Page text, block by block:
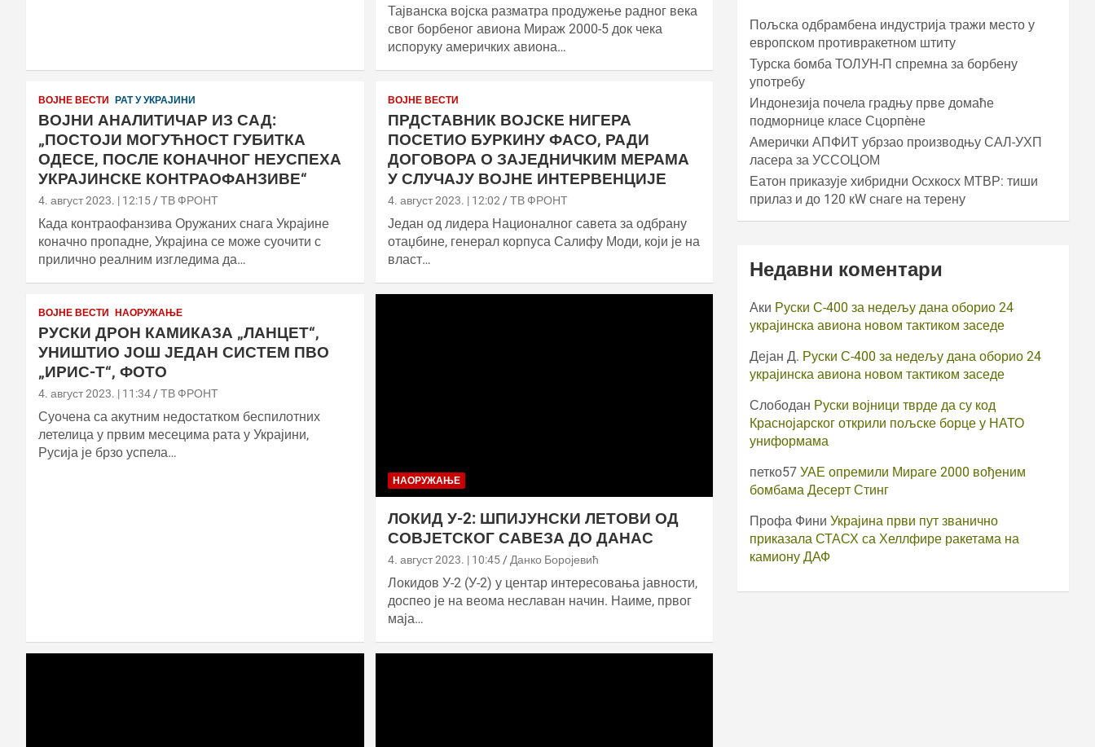
Тајванска војска разматра продужење радног века
свог борбеног авиона Мираж 2000-5 док чека
испоруку америчких авиона…
ВОЈНЕ ВЕСТИ РАТ У УКРАЈИНИ
ВОЈНИ АНАЛИТИЧАР ИЗ САД:
„ПОСТОЈИ МОГУЋНОСТ ГУБИТКА
ОДЕСЕ, ПОСЛЕ КОНАЧНОГ НЕУСПЕХА
УКРАЈИНСКЕ КОНТРАОФАНЗИВЕ“
4. август 2023. | 12:15 ТВ ФРОНТ
Када контраофанзива Оружаних снага Украјине
коначно пропадне, Украјина се може суочити с
прилично реалним изгледима да…
ВОЈНЕ ВЕСТИ
ПРДСТАВНИК ВОЈСКЕ НИГЕРА
ПОСЕТИО БУРКИНУ ФАСО, РАДИ
ДОГОВОРА О ЗАЈЕДНИЧКИМ МЕРАМА
У СЛУЧАЈУ ВОЈНЕ ИНТЕРВЕНЦИЈЕ
4. август 2023. | 12:02 ТВ ФРОНТ
Један од лидера Националног савета за одбрану
отаџбине, генерал корпуса Салифу Моди, који је на
власт…
ВОЈНЕ ВЕСТИ НАОРУЖАЊЕ
РУСКИ ДРОН КАМИКАЗА „ЛАНЦЕТ“,
УНИШТИО ЈОШ ЈЕДАН СИСТЕМ ПВО
„ИРИС-Т“, ФОТО
4. август 2023. | 11:34 ТВ ФРОНТ
Суочена са акутним недостатком беспилотних
летелица у првим месецима рата у Украјини,
Русија је брзо успела…
НАОРУЖАЊЕ
ЛОКИД У-2: ШПИЈУНСКИ ЛЕТОВИ ОД
СОВЈЕТСКОГ САВЕЗА ДО ДАНАС
4. август 2023. | 10:45 Данко Боројевић
Локидов У-2 (У-2) у центар интересовања јавности,
доспео је на веома неславан начин. Наиме, првог
маја…
Пољска одбрамбена индустрија тражи место у
европском противракетном штиту
Турска бомба ТОЛУН-П спремна за борбену
употребу
Индонезија почела градњу прве домаће
подморнице класе Сцорпèне
Амерички АПФИТ убрзао производњу САЛ-УХП
ласера за УССОЦОМ
Еатон приказује хибридни Осхкосх МТВР: тиши
прилаз и до 120 кW снаге на терену
Недавни коментари
Аки Руски С-400 за недељу дана оборио 24
украјинска авиона новом тактиком заседе
Дејан Д. Руски С-400 за недељу дана оборио 24
украјинска авиона новом тактиком заседе
Слободан Руски војници тврде да су код
Краснојарског открили пољске борце у НАТО
униформама
петко57 УАЕ опремили Мираге 2000 вођеним
бомбама Десерт Стинг
Профа Фини Украјина први пут званично
приказала СТАСХ са Хеллфире ракетама на
камиону ДАФ